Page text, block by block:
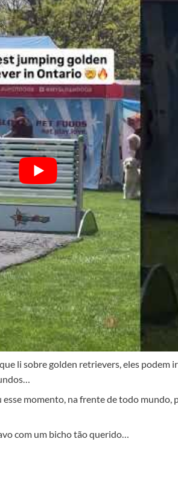
li sobre golden retrievers, eles podem
esse momento, na frente de todo mundo,
com um bicho tão querido…